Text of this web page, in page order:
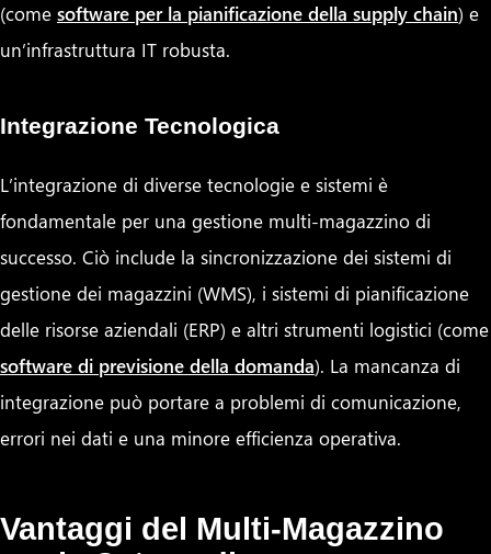
(come software per la pianificazione della supply chain) e
un’infrastruttura IT robusta.
Integrazione Tecnologica
L’integrazione di diverse tecnologie e sistemi è
fondamentale per una gestione multi-magazzino di
successo. Ciò include la sincronizzazione dei sistemi di
gestione dei magazzini (WMS), i sistemi di pianificazione
delle risorse aziendali (ERP) e altri strumenti logistici (come
software di previsione della domanda). La mancanza di
integrazione può portare a problemi di comunicazione,
errori nei dati e una minore efficienza operativa.
Vantaggi del Multi-Magazzino